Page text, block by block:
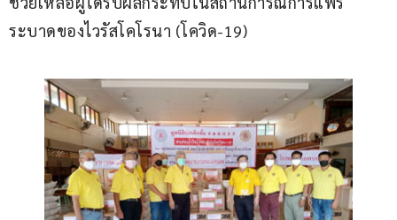
ระบาดของไวรัสโคโรนา (โควิด-19)